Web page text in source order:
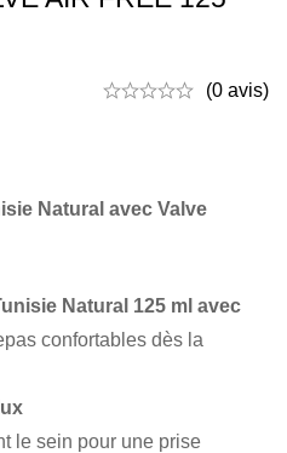
(0 avis)
Natural avec Valve
Natural 125 ml avec
confortables dès la
le sein pour une prise